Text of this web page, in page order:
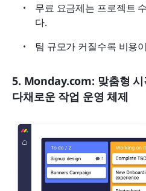
무료 요금제는 프로젝트
다.
팀 규모가 커질수록 비용
5. Monday.com: 맞춤형
다채로운 작업 운영 체제